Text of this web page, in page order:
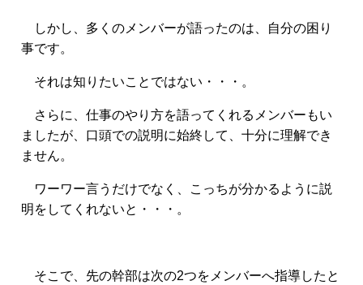
しかし、多くのメンバーが語ったのは、自分の困り
事です。
それは知りたいことではない・・・。
さらに、仕事のやり方を語ってくれるメンバーもい
ましたが、口頭での説明に始終して、十分に理解でき
ません。
ワーワー言うだけでなく、こっちが分かるように説
明をしてくれないと・・・。
そこで、先の幹部は次の2つをメンバーへ指導したと